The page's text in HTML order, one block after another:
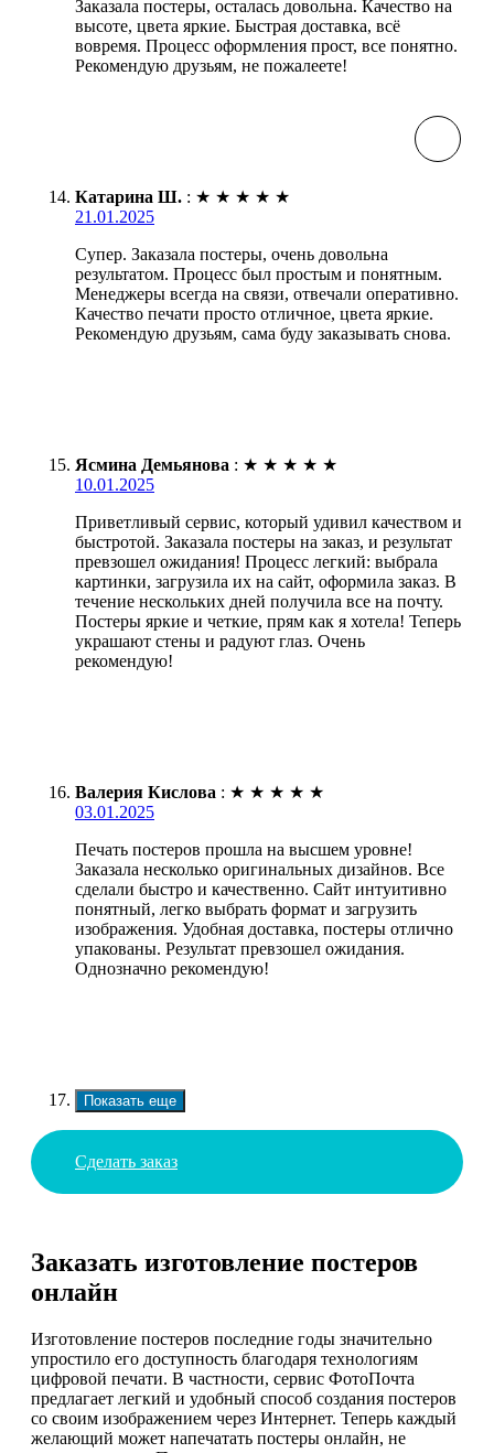
Заказала постеры, осталась довольна. Качество на
высоте, цвета яркие. Быстрая доставка, всё
вовремя. Процесс оформления прост, все понятно.
Рекомендую друзьям, не пожалеете!
Катарина Ш. : ★ ★ ★ ★ ★
21.01.2025
Супер. Заказала постеры, очень довольна
результатом. Процесс был простым и понятным.
Менеджеры всегда на связи, отвечали оперативно.
Качество печати просто отличное, цвета яркие.
Рекомендую друзьям, сама буду заказывать снова.
Ясмина Демьянова : ★ ★ ★ ★ ★
10.01.2025
Приветливый сервис, который удивил качеством и
быстротой. Заказала постеры на заказ, и результат
превзошел ожидания! Процесс легкий: выбрала
картинки, загрузила их на сайт, оформила заказ. В
течение нескольких дней получила все на почту.
Постеры яркие и четкие, прям как я хотела! Теперь
украшают стены и радуют глаз. Очень
рекомендую!
Валерия Кислова : ★ ★ ★ ★ ★
03.01.2025
Печать постеров прошла на высшем уровне!
Заказала несколько оригинальных дизайнов. Все
сделали быстро и качественно. Сайт интуитивно
понятный, легко выбрать формат и загрузить
изображения. Удобная доставка, постеры отлично
упакованы. Результат превзошел ожидания.
Однозначно рекомендую!
Показать еще
Сделать заказ
Заказать изготовление постеров
онлайн
Изготовление постеров последние годы значительно
упростило его доступность благодаря технологиям
цифровой печати. В частности, сервис ФотоПочта
предлагает легкий и удобный способ создания постеров
со своим изображением через Интернет. Теперь каждый
желающий может напечатать постеры онлайн, не